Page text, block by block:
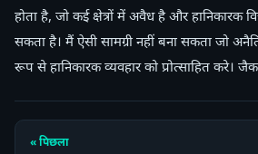
होता है, जो कई क्षेत्रों में अवैध है और हानिकारक
सकता है। मैं ऐसी सामग्री नहीं बना सकता जो
रूप से हानिकारक व्यवहार को प्रोत्साहित करे।
« पिछला